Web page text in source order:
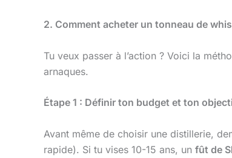
2. Comment acheter un tonneau de
Tu veux passer à l’action ? Voici la
arnaques.
Étape 1 : Définir ton budget et ton
Avant même de choisir une distillerie,
rapide). Si tu vises 10-15 ans, un fût de